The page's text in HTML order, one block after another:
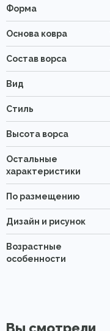
Форма
Основа ковра
Состав ворса
Вид
Стиль
Высота ворса
Остальные
характеристики
По размещению
Дизайн и рисунок
Возрастные
особенности